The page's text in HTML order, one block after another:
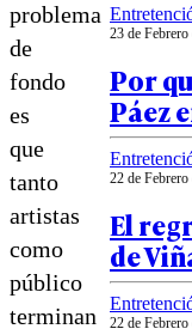
problema
de
fondo
es
que
tanto
artistas
como
público
terminan
23 de Febrero
Por
Páez
22 de Febrero
El
de
22 de Febrero